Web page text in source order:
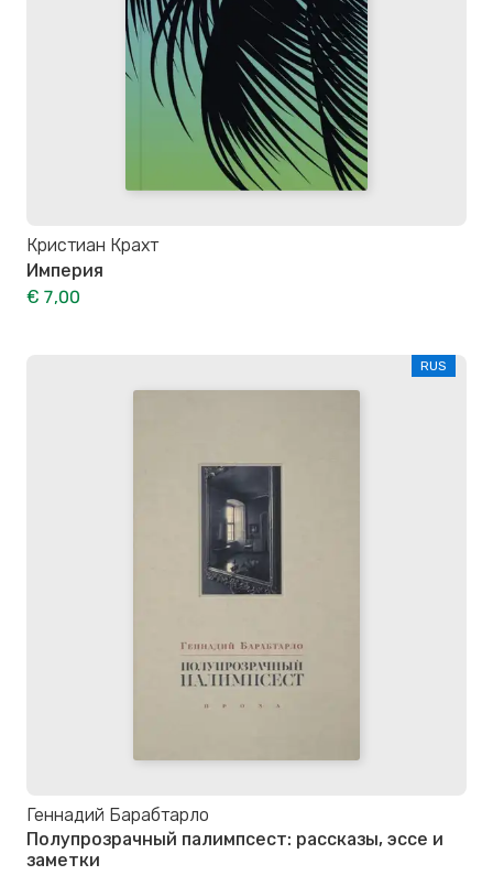
Кристиан Крахт
Империя
€ 7,00
RUS
Геннадий Барабтарло
Полупрозрачный палимпсест: рассказы, эссе и
заметки